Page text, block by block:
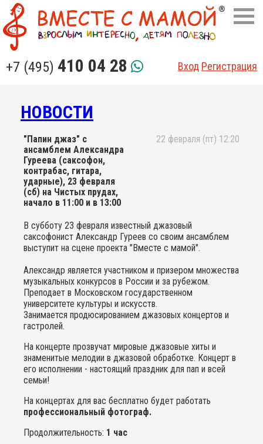
+7 (495) 410 04 28 Вход Регистрация
НОВОСТИ
"Папин джаз" с
ансамблем Александра
Гуреева (саксофон,
контрабас, гитара,
ударные), 23 февраля
(сб) на Чистых прудах,
начало в 11:00 и в 13:00
22 февраля (пт) 12:20
В субботу 23 февраля известный джазовый
саксофонист Александр Гуреев со своим ансамблем
выступит на сцене проекта "Вместе с мамой".
Александр является участником и призером множества
музыкальных конкурсов в России и за рубежом.
Преподает в Московском государственном
университете культуры и искусств.
Занимается продюсированием джазовых концертов и
гастролей.
На концерте прозвучат мировые джазовые хиты и
знаменитые мелодии в джазовой обработке. Концерт в
его исполнении - настоящий праздник для пап и всей
семьи!
На концертах для вас бесплатно будет работать
профессиональный фотограф.
Продолжительность: 1 час